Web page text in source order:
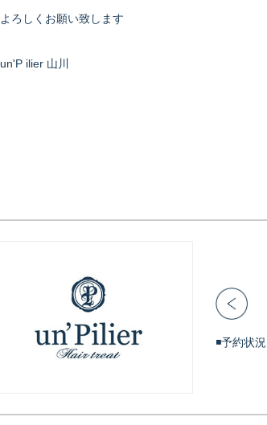
よろしくお願い致します
un'P ilier 山川
◾️予約状